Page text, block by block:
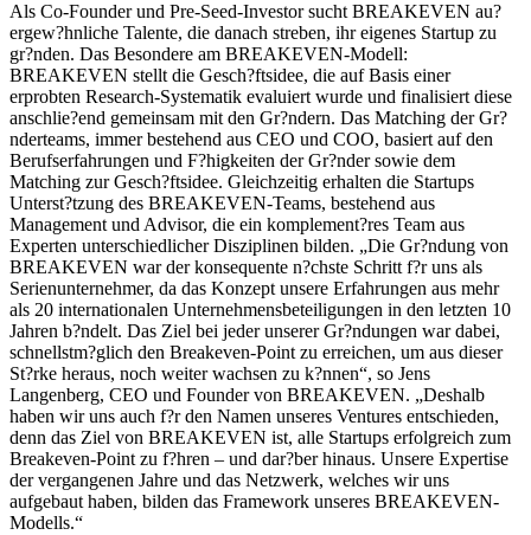
Als Co-Founder und Pre-Seed-Investor sucht BREAKEVEN au?
ergew?hnliche Talente, die danach streben, ihr eigenes Startup zu
gr?nden. Das Besondere am BREAKEVEN-Modell:
BREAKEVEN stellt die Gesch?ftsidee, die auf Basis einer
erprobten Research-Systematik evaluiert wurde und finalisiert diese
anschlie?end gemeinsam mit den Gr?ndern. Das Matching der Gr?
nderteams, immer bestehend aus CEO und COO, basiert auf den
Berufserfahrungen und F?higkeiten der Gr?nder sowie dem
Matching zur Gesch?ftsidee. Gleichzeitig erhalten die Startups
Unterst?tzung des BREAKEVEN-Teams, bestehend aus
Management und Advisor, die ein komplement?res Team aus
Experten unterschiedlicher Disziplinen bilden. „Die Gr?ndung von
BREAKEVEN war der konsequente n?chste Schritt f?r uns als
Serienunternehmer, da das Konzept unsere Erfahrungen aus mehr
als 20 internationalen Unternehmensbeteiligungen in den letzten 10
Jahren b?ndelt. Das Ziel bei jeder unserer Gr?ndungen war dabei,
schnellstm?glich den Breakeven-Point zu erreichen, um aus dieser
St?rke heraus, noch weiter wachsen zu k?nnen“, so Jens
Langenberg, CEO und Founder von BREAKEVEN. „Deshalb
haben wir uns auch f?r den Namen unseres Ventures entschieden,
denn das Ziel von BREAKEVEN ist, alle Startups erfolgreich zum
Breakeven-Point zu f?hren – und dar?ber hinaus. Unsere Expertise
der vergangenen Jahre und das Netzwerk, welches wir uns
aufgebaut haben, bilden das Framework unseres BREAKEVEN-
Modells.“